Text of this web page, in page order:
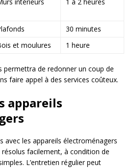
30 minutes
et moulures 1 heure
permettra de redonner un coup de
faire appel à des services coûteux.
appareils
avec les appareils électroménagers
facilement, à condition de
L’entretien régulier peut